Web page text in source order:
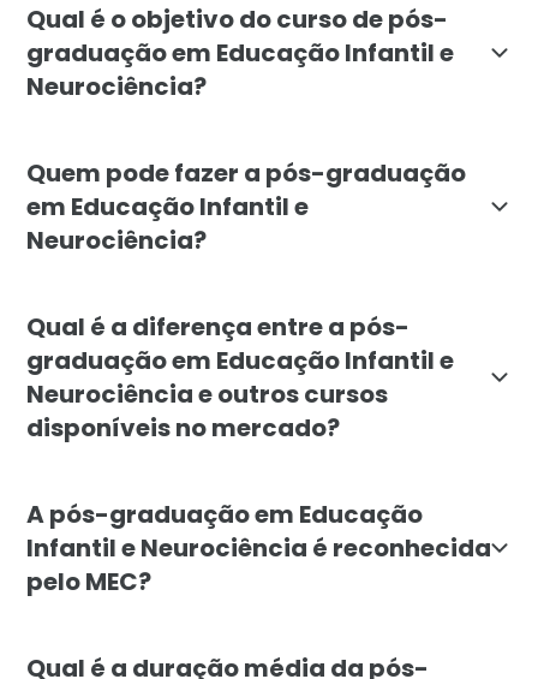
Qual é o objetivo do curso de pós-
graduação em Educação Infantil e
Neurociência?
Quem pode fazer a pós-graduação
em Educação Infantil e
Neurociência?
Qual é a diferença entre a pós-
graduação em Educação Infantil e
Neurociência e outros cursos
disponíveis no mercado?
A pós-graduação em Educação
Infantil e Neurociência é reconhecida
pelo MEC?
Qual é a duração média da pós-